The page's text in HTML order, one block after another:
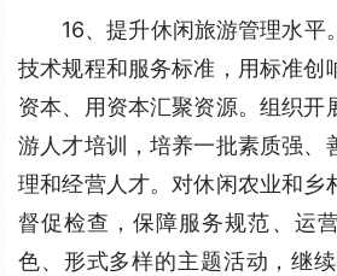
16、提升休闲旅游管理水平
技术规程和服务标准，用标准创
资本、用资本汇聚资源。组织开
游人才培训，培养一批素质强、
理和经营人才。对休闲农业和乡
督促检查，保障服务规范、运
色、形式多样的主题活动，继